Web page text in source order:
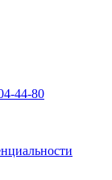
44-80